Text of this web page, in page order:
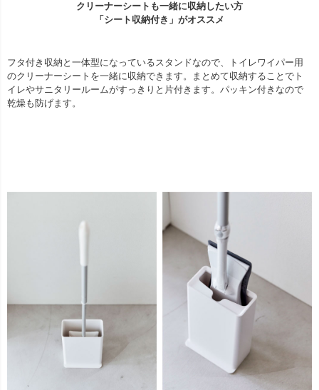
クリーナーシートも一緒に収納したい方
「シート収納付き」がオススメ
フタ付き収納と一体型になっているスタンドなので、トイレワイパー用
のクリーナーシートを一緒に収納できます。まとめて収納することでト
イレやサニタリールームがすっきりと片付きます。パッキン付きなので
乾燥も防げます。